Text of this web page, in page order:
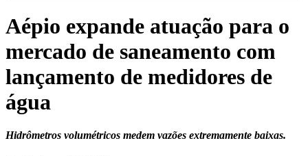
Aépio expande atuação para o
mercado de saneamento com
lançamento de medidores de
água
Hidrômetros volumétricos medem vazões extremamente baixas.